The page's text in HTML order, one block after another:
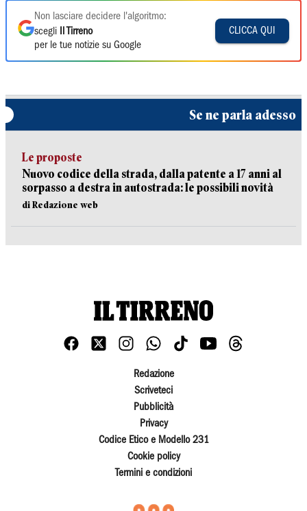
Non lasciare decidere l'algoritmo:
scegli
Il Tirreno
per le tue notizie su Google
CLICCA QUI
Se ne parla adesso
Le proposte
Nuovo codice della strada, dalla patente a 17 anni al
sorpasso a destra in autostrada: le possibili novità
di Redazione web
Redazione
Scriveteci
Pubblicità
Privacy
Codice Etico e Modello 231
Cookie policy
Termini e condizioni